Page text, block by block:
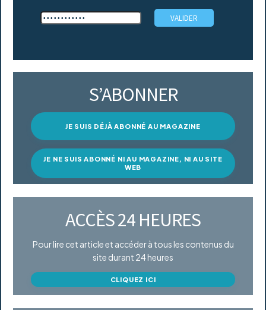
S’ABONNER
JE SUIS DÉJÀ ABONNÉ AU MAGAZINE
JE NE SUIS ABONNÉ NI AU MAGAZINE, NI AU SITE
WEB
ACCÈS 24 HEURES
Pour lire cet article et accéder à tous les contenus du
site durant 24 heures
CLIQUEZ ICI